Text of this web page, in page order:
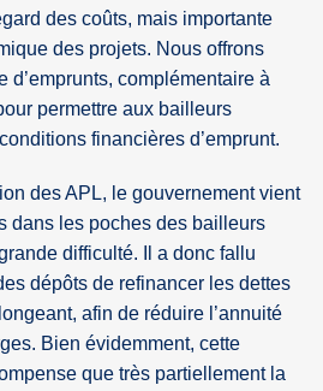
des coûts, mais importante
des projets. Nous offrons
d’emprunts, complémentaire à
permettre aux bailleurs
financières d’emprunt.
des APL, le gouvernement vient
dans les poches des bailleurs
difficulté. Il a donc fallu
dépôts de refinancer les dettes
afin de réduire l’annuité
Bien évidemment, cette
que très partiellement la